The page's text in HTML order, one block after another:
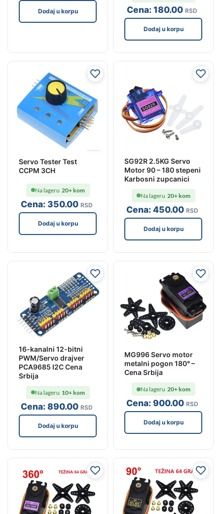
Dodaj u korpu Cena:180.00 RSD
Dodaj u korpu
Servo Tester Test
CCPM 3CH
Cena:350.00 RSD
Na lageru 20+ kom
Dodaj u korpu
SG92R 2.5KG Servo
Motor 90 – 180 stepeni
Karbosni zupcanici
Cena:450.00 RSD
Na lageru 20+ kom
Dodaj u korpu
16-kanalni 12-bitni
PWM/Servo drajver
PCA9685 I2C Cena
Srbija
Cena:890.00 RSD
Na lageru 10+ kom
Dodaj u korpu
MG996 Servo motor
metalni pogon 180° –
Cena Srbija
Cena:900.00 RSD
Na lageru 20+ kom
Dodaj u korpu